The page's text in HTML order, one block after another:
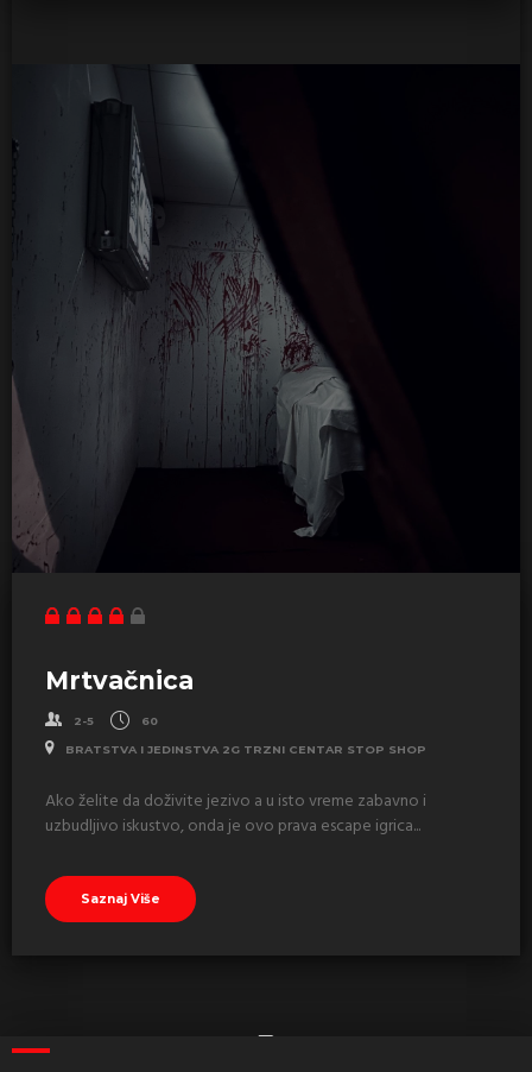
Mrtvačnica
2-5 60
BRATSTVA I JEDINSTVA 2G TRZNI CENTAR STOP SHOP
Ako želite da doživite jezivo a u isto vreme zabavno i
uzbudljivo iskustvo, onda je ovo prava escape igrica...
Saznaj Više